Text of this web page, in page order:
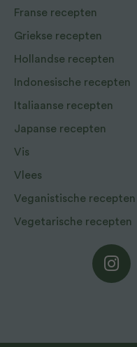
Franse recepten
Griekse recepten
Hollandse recepten
Indonesische recepten
Italiaanse recepten
Japanse recepten
Vis
Vlees
Veganistische recepten
Vegetarische recepten